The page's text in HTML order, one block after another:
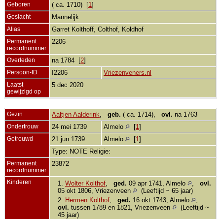
Geboren ( ca. 1710) [1 ]
Geslacht Mannelijk
Alias Garret Kolthoff, Colthof, Koldhof
Permanent
recordnummer
2206
Overleden na 1784 [2]
Persoon-ID I2206 Vriezenveners.nl
Laatst
gewijzigd op
5 dec 2020
Gezin Aaltjen Aalderink geb. ( ca. 1714), ovl. na 1763
Ondertrouw 24 mei 1739 Almelo [1 ]
Getrouwd 21 jun 1739 Almelo [1 ]
Type: NOTE Religie:
Permanent
recordnummer
23872
Kinderen 1. Wolter Kolthof ged. 09 apr 1741, Almelo
ovl.
05 okt 1806, Vriezenveen
(Leeftijd ~ 65 jaar)
2.
Hermen Kolthof ged. 16 okt 1743, Almelo
ovl. tussen 1789 en 1821, Vriezenveen
(Leeftijd ~
45 jaar)